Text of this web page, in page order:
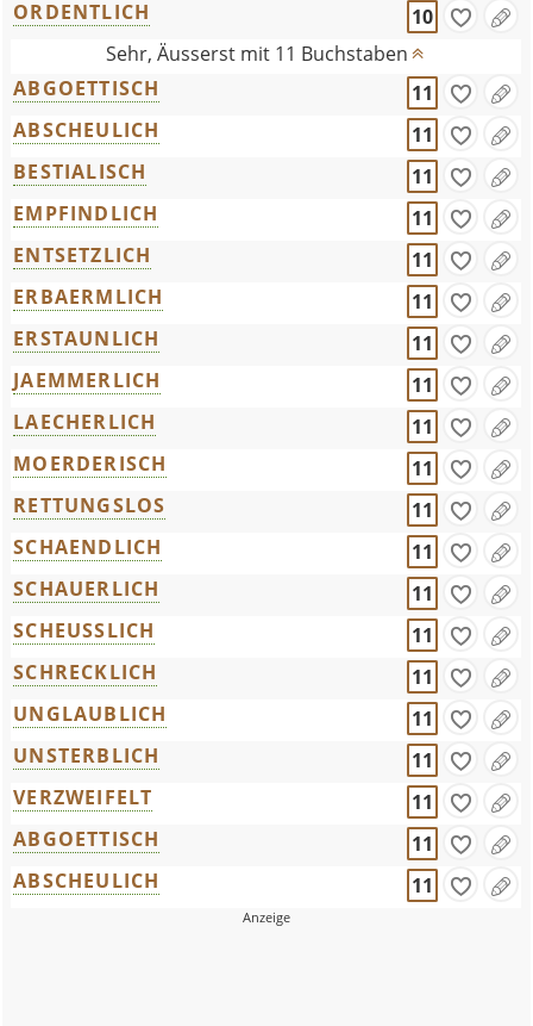
ORDENTLICH
10
Sehr, Äusserst mit 11 Buchstaben
ABGOETTISCH
11
ABSCHEULICH
11
BESTIALISCH
11
EMPFINDLICH
11
ENTSETZLICH
11
ERBAERMLICH
11
ERSTAUNLICH
11
JAEMMERLICH
11
LAECHERLICH
11
MOERDERISCH
11
RETTUNGSLOS
11
SCHAENDLICH
11
SCHAUERLICH
11
SCHEUSSLICH
11
SCHRECKLICH
11
UNGLAUBLICH
11
UNSTERBLICH
11
VERZWEIFELT
11
ABGOETTISCH
11
ABSCHEULICH
11